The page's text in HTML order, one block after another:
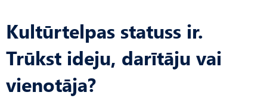
Kultūrtelpas statuss ir.
Trūkst ideju, darītāju vai
vienotāja?